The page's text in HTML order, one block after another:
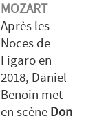
MOZART-
Après les
Noces de
Figaro en
2018, Daniel
Benoin met
en scène Don